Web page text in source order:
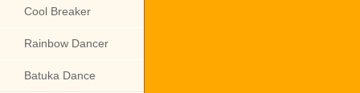
Cool Breaker
Rainbow Dancer
Batuka Dance